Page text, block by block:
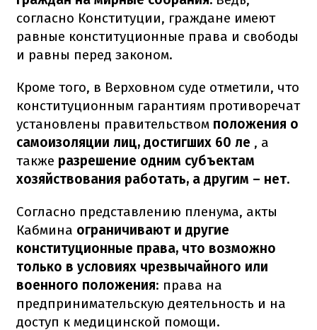
согласно Конституции, граждане имеют
равные конституционные права и свободы
и равны перед законом.
Кроме того, в Верховном суде отметили, что
конституционным гарантиям противоречат
установлены правительством положения о
самоизоляции лиц, достигших 60 ле , а
также разрешение одним субъектам
хозяйствования работать, а другим – нет.
Согласно представлению пленума, акты
Кабмина ограничивают и другие
конституционные права, что возможно
только в условиях чрезвычайного или
военного положения: права на
предпринимательскую деятельность и на
доступ к медицинской помощи.